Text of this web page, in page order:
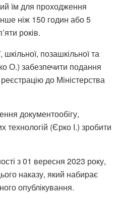
їм для проходження
ніж 150 годин або 5
років.
позашкільної та
О.) забезпечити подання
до Міністерства
документообігу,
технологій (Єрко І.) зробити
з 01 вересня 2023 року,
наказу, який набирає
опублікування.